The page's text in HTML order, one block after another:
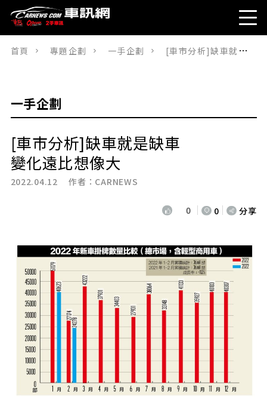
首頁 專題企劃 一手企劃 [車市分析]缺車就是缺車變化遠比想像大
一手企劃
[車市分析]缺車就是缺車
變化遠比想像大
2022.04.12 作者： CARNEWS
0 0 分享